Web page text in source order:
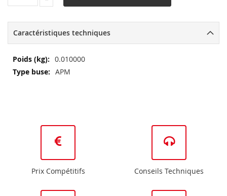
Caractéristiques techniques
Plus
d’information
0.010000
APM
Prix Compétitifs Conseils Techniques